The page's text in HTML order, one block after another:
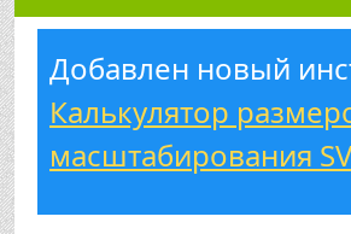
Добавлен новый
Калькулятор
масштабирования